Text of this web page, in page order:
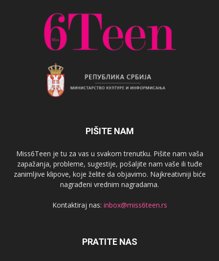
PIŠITE NAM
Miss6Teen je tu za vas u svakom trenutku. Pišite nam vaša
zapažanja, probleme, sugestije, pošaljite nam vaše ili tuđe
zanimljive klipove, koje želite da objavimo. Najkreativniji biće
nagrađeni vrednim nagradama.
Kontaktiraj nas: inbox@miss6teen.rs
PRATITE NAS